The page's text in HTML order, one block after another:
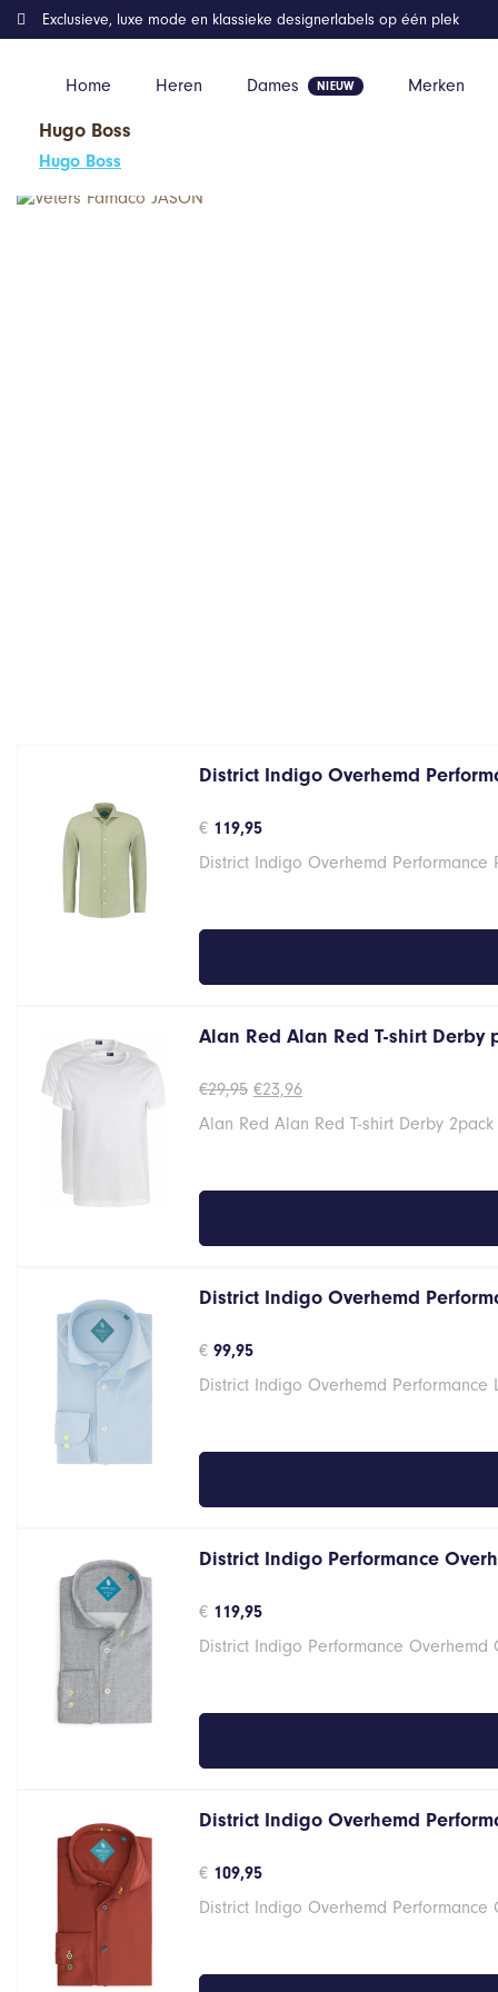
Home Heren Dames Merken
Exclusieve, luxe mode en klassieke designerlabels op één plek
Hugo Boss
Hugo Boss
Home Kleding
District Indigo Overhemd
€ 119,95
District Indigo Overhemd Performance
Alan Red Alan Red T-shirt Derby
€29,95 Oorspronkelijke
was:
€23,96Huidige
is:
Alan Red Alan Red T-shirt Derby
District Indigo Overhemd
€ 99,95
District Indigo Overhemd Performance
District Indigo Performance
€ 119,95
District Indigo Performance Overhemd
District Indigo Overhemd
€ 109,95
District Indigo Overhemd Performance